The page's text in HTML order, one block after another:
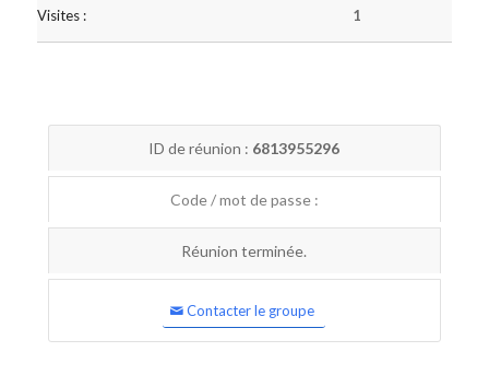
Visites : 1
ID de réunion : 6813955296
Code / mot de passe :
Réunion terminée.
Contacter le groupe